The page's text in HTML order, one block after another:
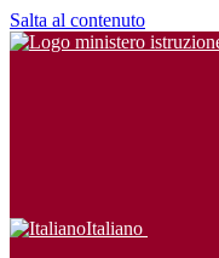
Salta al contenuto
Italiano